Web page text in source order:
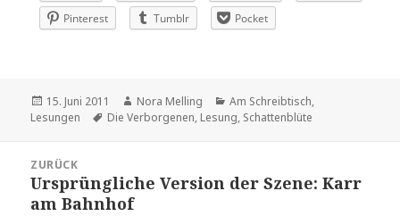
Pinterest
Tumblr Pocket
Veröffentlicht
am
15. Juni 2011 Autor
Nora Melling Kategorien
Am Schreibtisch,
Lesungen
Schlagwörter
Die Verborgenen, Lesung, Schattenblüte
ZURÜCK
Vorheriger
Beitrag:
Ursprüngliche Version der Szene: Karr
am Bahnhof